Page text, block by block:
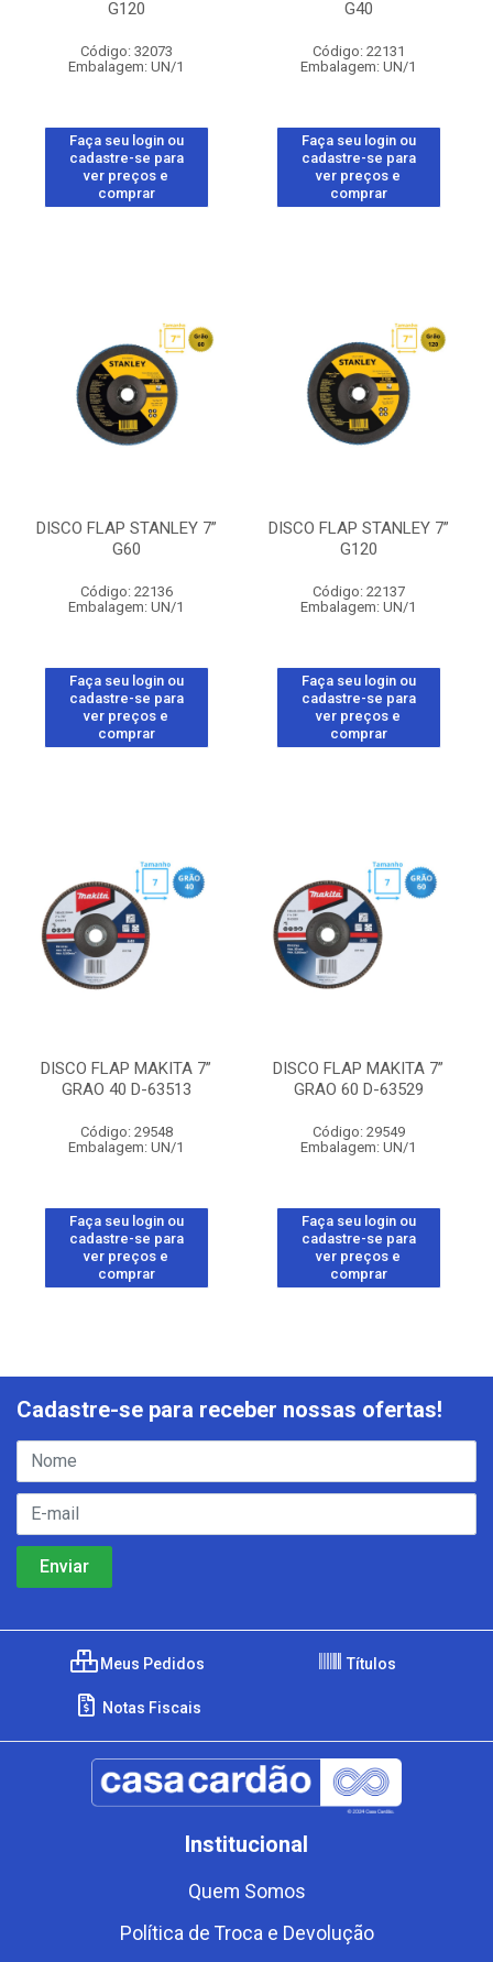
G120
Código: 32073
Embalagem: UN/1
Faça seu login ou
cadastre-se para
ver preços e
comprar
G40
Código: 22131
Embalagem: UN/1
Faça seu login ou
cadastre-se para
ver preços e
comprar
DISCO FLAP STANLEY 7”
G60
Código: 22136
Embalagem: UN/1
Faça seu login ou
cadastre-se para
ver preços e
comprar
DISCO FLAP STANLEY 7”
G120
Código: 22137
Embalagem: UN/1
Faça seu login ou
cadastre-se para
ver preços e
comprar
DISCO FLAP MAKITA 7”
GRAO 40 D-63513
Código: 29548
Embalagem: UN/1
Faça seu login ou
cadastre-se para
ver preços e
comprar
DISCO FLAP MAKITA 7”
GRAO 60 D-63529
Código: 29549
Embalagem: UN/1
Faça seu login ou
cadastre-se para
ver preços e
comprar
Cadastre-se para receber nossas ofertas!
Meus Pedidos Títulos
Notas Fiscais
Institucional
Quem Somos
Política de Troca e Devolução